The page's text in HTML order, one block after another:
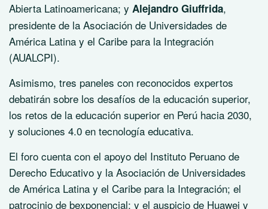
Abierta Latinoamericana; y Alejandro Giuffrida,
presidente de la Asociación de Universidades de
América Latina y el Caribe para la Integración
(AUALCPI).
Asimismo, tres paneles con reconocidos expertos
debatirán sobre los desafíos de la educación superior,
los retos de la educación superior en Perú hacia 2030,
y soluciones 4.0 en tecnología educativa.
El foro cuenta con el apoyo del Instituto Peruano de
Derecho Educativo y la Asociación de Universidades
de América Latina y el Caribe para la Integración; el
patrocinio de bexponencial; y el auspicio de Huawei y